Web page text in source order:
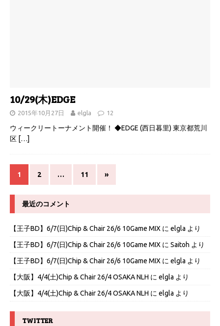
10/29(木)EDGE
2015年10月27日 elgla 12
ウィークリートーナメント開催！ ◆EDGE (西日暮里) 東京都荒川
区 […]
1 2 … 11 »
最近のコメント
【王子BD】6/7(日)Chip & Chair 26/6 10Game MIX に elgla より
【王子BD】6/7(日)Chip & Chair 26/6 10Game MIX に Saitoh より
【王子BD】6/7(日)Chip & Chair 26/6 10Game MIX に elgla より
【大阪】4/4(土)Chip & Chair 26/4 OSAKA NLH に elgla より
【大阪】4/4(土)Chip & Chair 26/4 OSAKA NLH に elgla より
TWITTER